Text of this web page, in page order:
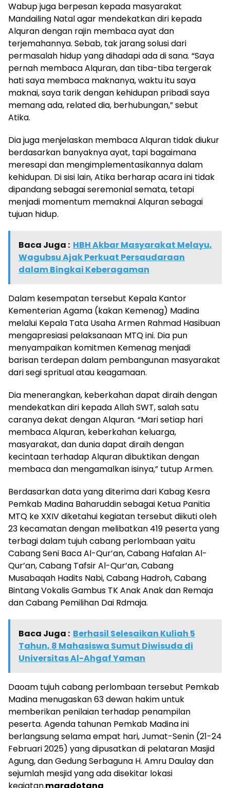
Wabup juga berpesan kepada masyarakat
Mandailing Natal agar mendekatkan diri kepada
Alquran dengan rajin membaca ayat dan
terjemahannya. Sebab, tak jarang solusi dari
permasalah hidup yang dihadapi ada di sana. “Saya
pernah membaca Alquran, dan tiba-tiba tergerak
hati saya membaca maknanya, waktu itu saya
maknai, saya tarik dengan kehidupan pribadi saya
memang ada, related dia, berhubungan,” sebut
Atika.
Dia juga menjelaskan membaca Alquran tidak diukur
berdasarkan banyaknya ayat, tapi bagaimana
meresapi dan mengimplementasikannya dalam
kehidupan. Di sisi lain, Atika berharap acara ini tidak
dipandang sebagai seremonial semata, tetapi
menjadi momentum memaknai Alquran sebagai
tujuan hidup.
Baca Juga : HBH Akbar Masyarakat Melayu,
Wagubsu Ajak Perkuat Persaudaraan
dalam Bingkai Keberagaman
Dalam kesempatan tersebut Kepala Kantor
Kementerian Agama (kakan Kemenag) Madina
melalui Kepala Tata Usaha Armen Rahmad Hasibuan
mengapresiasi pelaksanaan MTQ ini. Dia pun
menyampaikan komitmen Kemenag menjadi
barisan terdepan dalam pembangunan masyarakat
dari segi spritual atau keagamaan.
Dia menerangkan, keberkahan dapat diraih dengan
mendekatkan diri kepada Allah SWT, salah satu
caranya dekat dengan Alquran. “Mari setiap hari
membaca Alquran, keberkahan keluarga,
masyarakat, dan dunia dapat diraih dengan
kecintaan terhadap Alquran dibuktikan dengan
membaca dan mengamalkan isinya,” tutup Armen.
Berdasarkan data yang diterima dari Kabag Kesra
Pemkab Madina Baharuddin sebagai Ketua Panitia
MTQ ke XXIV diketahui kegiatan tersebut diikuti oleh
23 kecamatan dengan melibatkan 419 peserta yang
terbagi dalam tujuh cabang perlombaan yaitu
Cabang Seni Baca Al-Qur’an, Cabang Hafalan Al-
Qur’an, Cabang Tafsir Al-Qur’an, Cabang
Musabaqah Hadits Nabi, Cabang Hadroh, Cabang
Bintang Vokalis Gambus TK Anak Anak dan Remaja
dan Cabang Pemilihan Dai Rdmaja.
Baca Juga : Berhasil Selesaikan Kuliah 5
Tahun, 8 Mahasiswa Sumut Diwisuda di
Universitas Al-Ahgaf Yaman
Daoam tujuh cabang perlombaan tersebut Pemkab
Madina menugaskan 63 dewan hakim untuk
memberikan penilaian terhadap penampilan
peserta. Agenda tahunan Pemkab Madina ini
berlangsung selama empat hari, Jumat-Senin (21-24
Februari 2025) yang dipusatkan di pelataran Masjid
Agung, dan Gedung Serbaguna H. Amru Daulay dan
sejumlah mesjid yang ada disekitar lokasi